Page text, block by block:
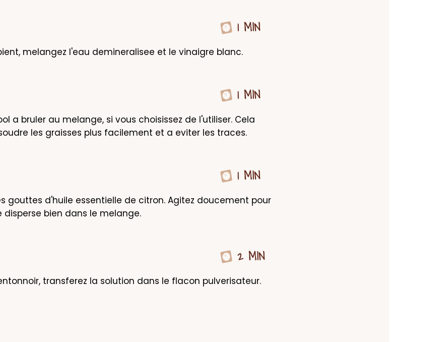
1 MIN
melangez l'eau demineralisee et le vinaigre blanc.
1 MIN
a bruler au melange, si vous choisissez de l'utiliser. Cela
les graisses plus facilement et a eviter les traces.
1 MIN
gouttes d'huile essentielle de citron. Agitez doucement pour
disperse bien dans le melange.
2 MIN
transferez la solution dans le flacon pulverisateur.